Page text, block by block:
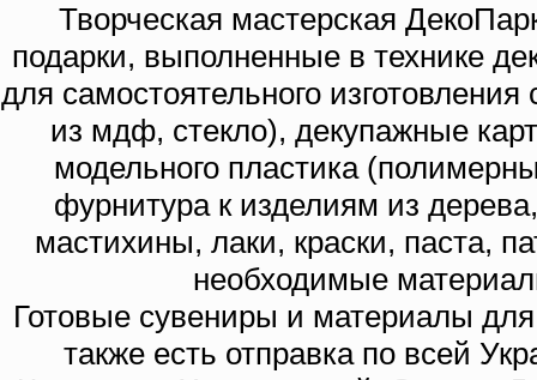
Творческая мастерская
подарки, выполненные в технике
для самостоятельного
из мдф, стекло), декупажные
модельного пластика
фурнитура к изделиям из
мастихины, лаки, краски, паста,
необходимые
Готовые сувениры и материалы
также есть отправка по всей